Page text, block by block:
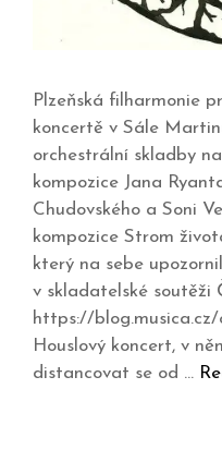
Plzeňská filharmonie
koncertě v Sále
orchestrální skladby
kompozice Jana
Chudovského a Soni
kompozice Strom
který na sebe
v skladatelské soutěži
https://
Houslový koncert, v
distancovat se od …